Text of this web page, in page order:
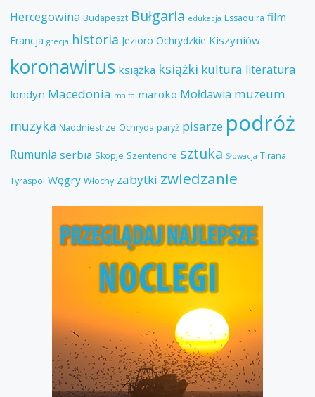
Hercegowina Budapeszt Bułgaria edukacja Essaouira film
Francja grecja historia Jezioro Ochrydzkie Kiszyniów
koronawirus książka książki kultura literatura
londyn Macedonia malta maroko Mołdawia muzeum
muzyka Naddniestrze Ochryda paryż pisarze podróż
Rumunia serbia Skopje Szentendre sztuka Słowacja Tirana
Tyraspol Węgry Włochy zabytki zwiedzanie